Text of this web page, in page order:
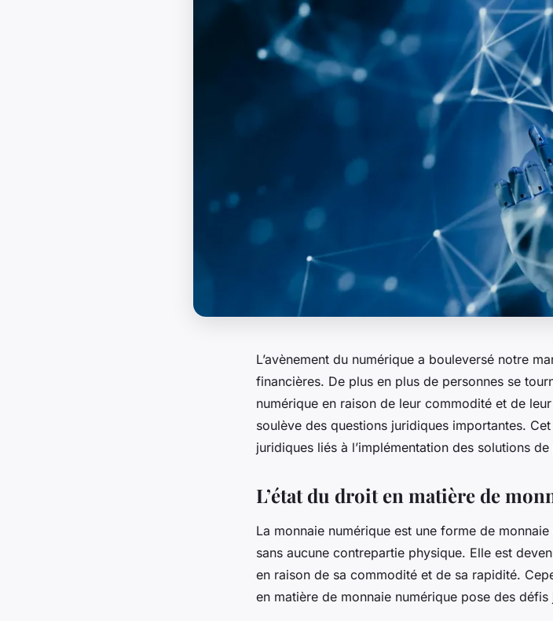
L’avènement du numérique a bouleversé notre
financières. De plus en plus de personnes se
numérique en raison de leur commodité et de
soulève des questions juridiques importantes.
juridiques liés à l’implémentation des solutions
L’état du droit en matière de
La monnaie numérique est une forme de
sans aucune contrepartie physique. Elle est
en raison de sa commodité et de sa rapidité.
en matière de monnaie numérique pose des défis